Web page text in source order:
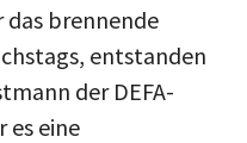
das brennende
entstanden
der DEFA-
es eine